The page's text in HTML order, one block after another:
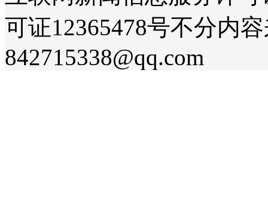
可证12365478号不分内
842715338@qq.com